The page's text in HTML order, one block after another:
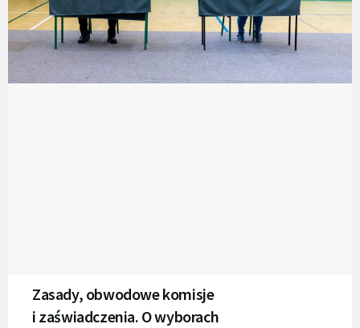
Zasady, obwodowe komisje
i zaświadczenia. O wyborach